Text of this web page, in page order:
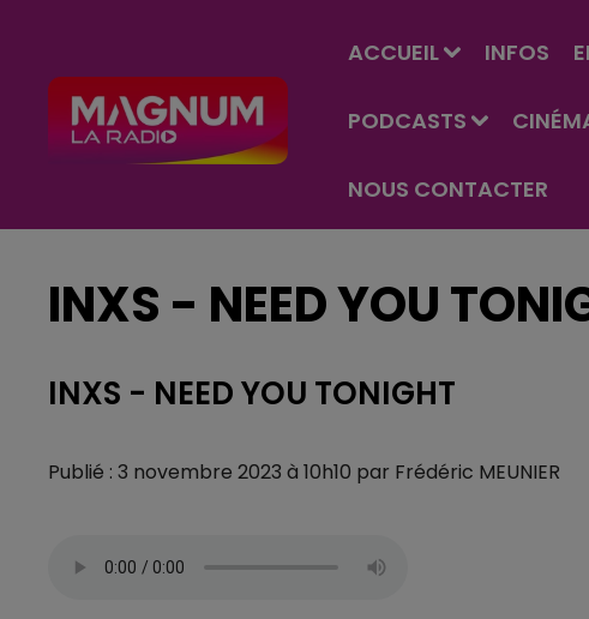
ACCUEIL INFOS
PODCASTS
NOUS CONTACTER
INXS - NEED YOU
INXS - NEED YOU TONIGHT
Publié : 3 novembre 2023 à 10h10 par Frédéric MEUNIER